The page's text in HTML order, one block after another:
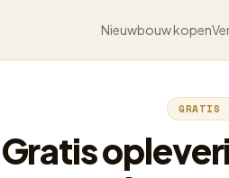
Nieuwbouw kopen
GRATIS
Gratis